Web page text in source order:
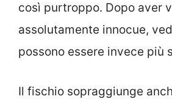
così purtroppo. Dopo aver
assolutamente innocue,
possono essere invece più
Il fischio sopraggiunge